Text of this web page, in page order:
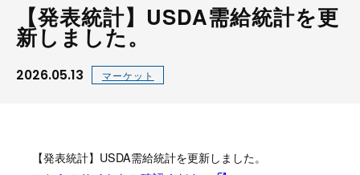
【発表統計】USDA需給統計を更
新しました。
2026.05.13 マーケット
【発表統計】USDA需給統計を更新しました。